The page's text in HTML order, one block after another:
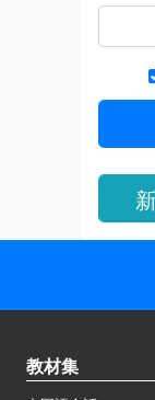
教材集